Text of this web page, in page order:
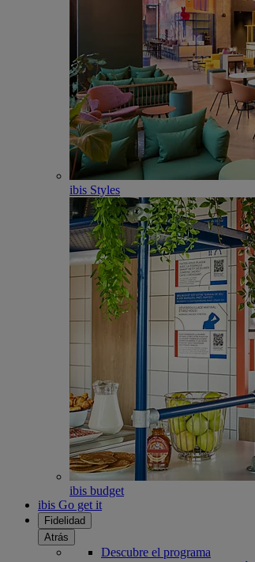
ibis Styles
ibis budget
ibis Go get it
Fidelidad
Atrás
Descubre el programa